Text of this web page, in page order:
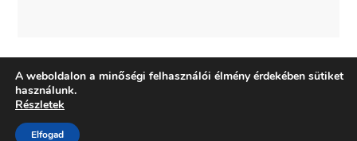
A weboldalon a minőségi felhasználói élmény érdekében sütiket
használunk.
Részletek
Elfogad